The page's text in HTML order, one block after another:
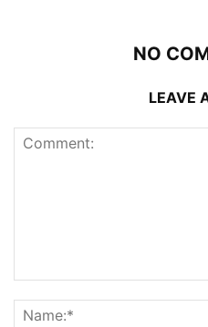
NO
LEAVE